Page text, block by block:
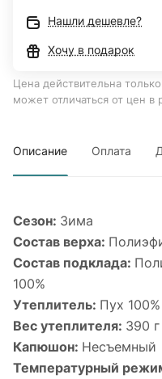
Нашли дешевле?
Хочу в подарок
Цена действительна
может отличаться от цен в
Описание Оплата
Сезон: Зима
Состав верха:
Состав подклада:
100%
Утеплитель: Пух 100%
Вес утеплителя: 390 г
Капюшон: Несъемный
Температурный